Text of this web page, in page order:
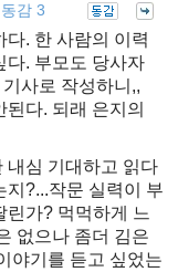
동감 3
. 한 사람의 이력
다. 부모도 당사자
사로 작성하니,,
다. 되래 은지의
내심 기대하고 읽다
지?...작문 실력이 부
린가? 먹먹하게 느
없으나 좀더 김은
야기를 듣고 싶었는